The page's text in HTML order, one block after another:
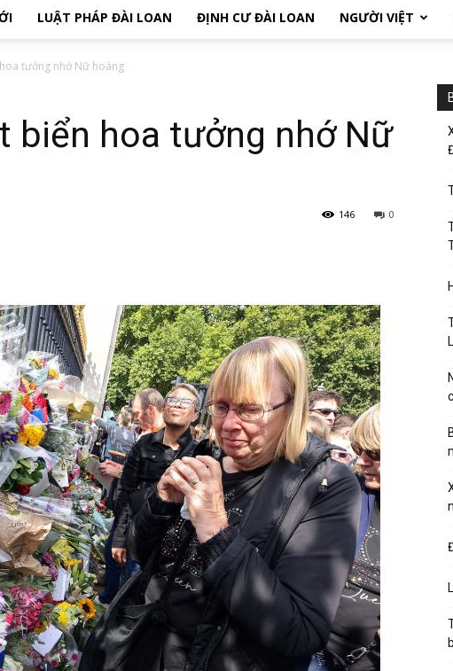
LUẬT PHÁP ĐÀI LOAN ĐỊNH CƯ ĐÀI LOAN NGƯỜI VIỆT
tưởng nhớ Nữ hoàng
biển hoa tưởng nhớ Nữ
0
146